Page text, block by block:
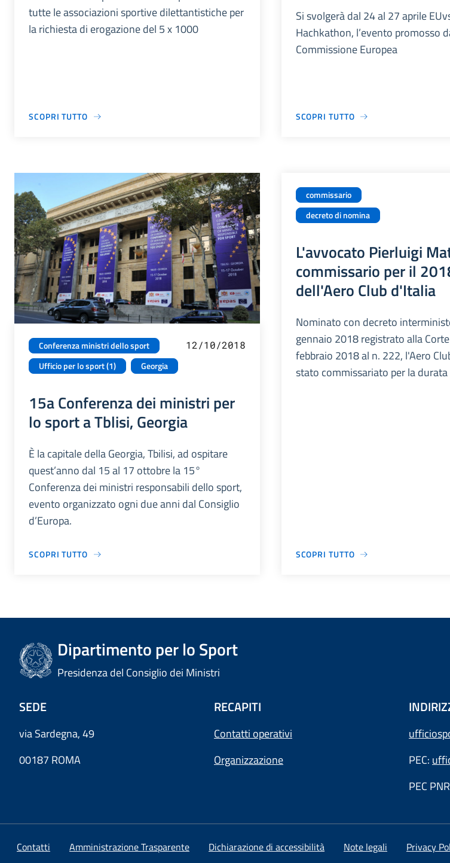
tutte le associazioni sportive dilettantistiche per
la richiesta di erogazione del 5 x 1000
SCOPRI TUTTO
Si svolgerà dal 24 al 27 aprile
Hachkathon, l’evento promosso
Commissione Europea
SCOPRI TUTTO
Conferenza ministri dello sport
Ufficio per lo sport (1)
Georgia
12/10/2018
15a Conferenza dei ministri per
lo sport a Tblisi, Georgia
È la capitale della Georgia, Tbilisi, ad ospitare
quest’anno dal 15 al 17 ottobre la 15°
Conferenza dei ministri responsabili dello sport,
evento organizzato ogni due anni dal Consiglio
d’Europa.
SCOPRI TUTTO
commissario
decreto di nomina
L'avvocato Pierluigi
commissario per il
dell'Aero Club d'Italia
Nominato con decreto
gennaio 2018 registrato alla
febbraio 2018 al n. 222, l'Aero
stato commissariato per la
SCOPRI TUTTO
Dipartimento per lo Sport
Presidenza del Consiglio dei Ministri
SEDE
via Sardegna, 49
00187 ROMA
RECAPITI
Contatti operativi
Organizzazione
PEC:
PEC
Contatti Amministrazione Trasparente Dichiarazione di accessibilità Note legali Privacy